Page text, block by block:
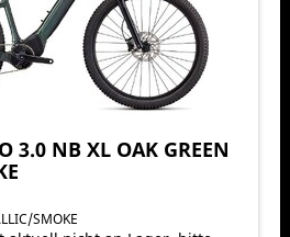
3.0 NB XL OAK GREEN
SMOKE